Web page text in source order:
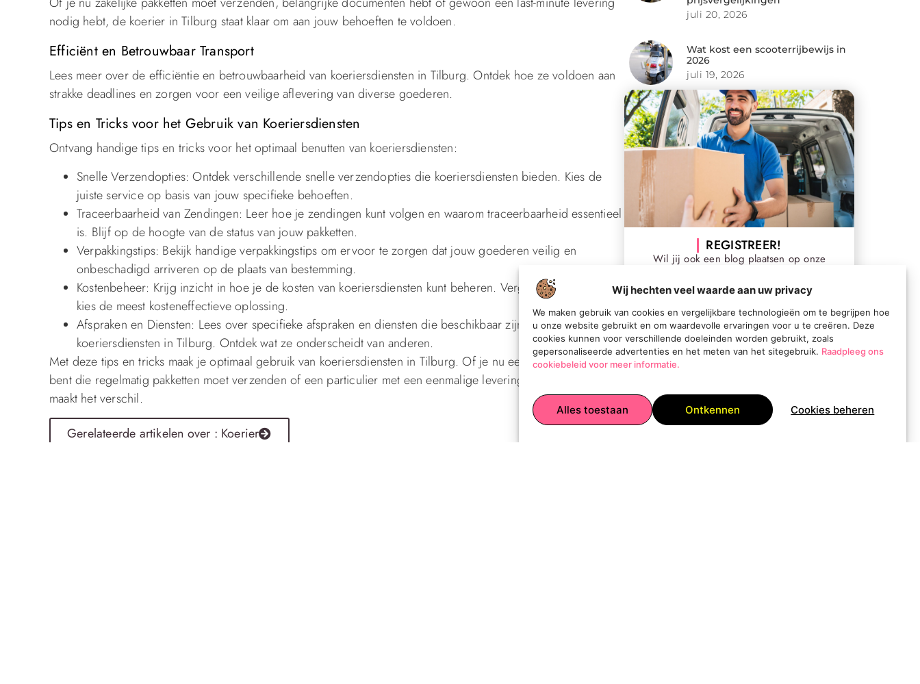
Wij hechten veel waarde aan uw privacy
We maken gebruik van cookies en vergelijkbare technologieën om te begrijpen hoe
u onze website gebruikt en om waardevolle ervaringen voor u te creëren. Deze
cookies kunnen voor verschillende doeleinden worden gebruikt, zoals
gepersonaliseerde advertenties en het meten van het sitegebruik. Raadpleeg ons
cookiebeleid voor meer informatie.
Alles toestaan Ontkennen Cookies beheren
nodig hebt, de koerier in Tilburg staat klaar om aan jouw behoeften te voldoen.
Efficiënt en Betrouwbaar Transport
Lees meer over de efficiëntie en betrouwbaarheid van koeriersdiensten in Tilburg. Ontdek hoe ze voldoen aan
strakke deadlines en zorgen voor een veilige aflevering van diverse goederen.
Tips en Tricks voor het Gebruik van Koeriersdiensten
Ontvang handige tips en tricks voor het optimaal benutten van koeriersdiensten:
Snelle Verzendopties: Ontdek verschillende snelle verzendopties die koeriersdiensten bieden. Kies de
juiste service op basis van jouw specifieke behoeften.
Traceerbaarheid van Zendingen: Leer hoe je zendingen kunt volgen en waarom traceerbaarheid essentieel
is. Blijf op de hoogte van de status van jouw pakketten.
Verpakkingstips: Bekijk handige verpakkingstips om ervoor te zorgen dat jouw goederen veilig en
onbeschadigd arriveren op de plaats van bestemming.
Kostenbeheer: Krijg inzicht in hoe je de kosten van koeriersdiensten kunt beheren. Vergelijk tarieven en
kies de meest kosteneffectieve oplossing.
Afspraken en Diensten: Lees over specifieke afspraken en diensten die beschikbaar zijn bij lokale
koeriersdiensten in Tilburg. Ontdek wat ze onderscheidt van anderen.
Met deze tips en tricks maak je optimaal gebruik van koeriersdiensten in Tilburg. Of je nu een bedrijfseigenaar
bent die regelmatig pakketten moet verzenden of een particulier met een eenmalige levering, de juiste koerier
maakt het verschil.
Gerelateerde artikelen over : Koerier
juli 20, 2026
Wat kost een scooterrijbewijs in
2026
juli 19, 2026
REGISTREER!
Wil jij ook een blog plaatsen op onze
publiceren
Registreer